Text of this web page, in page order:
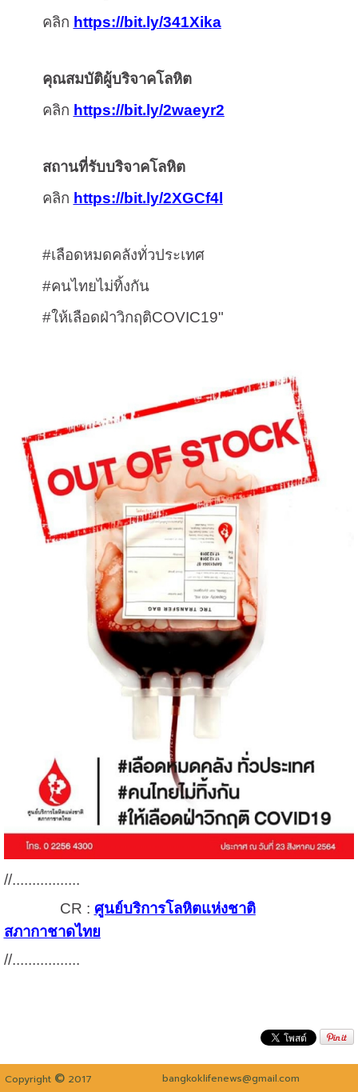
คลิก https://bit.ly/341Xika
คุณสมบัติผู้บริจาคโลหิต
คลิก https://bit.ly/2waeyr2
สถานที่รับบริจาคโลหิต
คลิก https://bit.ly/2XGCf4l
#เลือดหมดคลังทั่วประเทศ
#คนไทยไม่ทิ้งกัน
#ให้เลือดฝ่าวิกฤติCOVIC19"
//.................
CR : ศูนย์บริการโลหิตแห่งชาติ
สภากาชาดไทย
//.................
Copyright © 2017
bangkoklifenews@gmail.com